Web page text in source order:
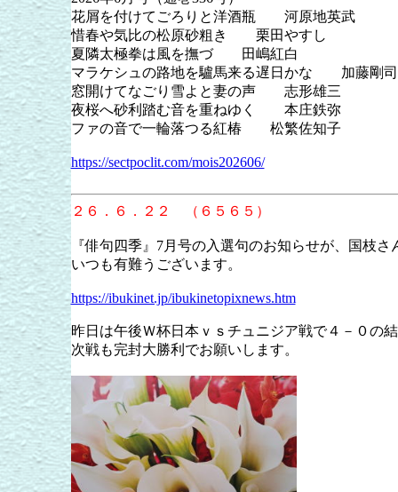
花屑を付けてごろりと洋酒瓶 河原地英武
惜春や気比の松原砂粗き 栗田やすし
夏隣太極拳は風を撫づ 田嶋紅白
マラケシュの路地を驢馬来る遅日かな 加藤剛司
窓開けてなごり雪よと妻の声 志形雄三
夜桜へ砂利踏む音を重ねゆく 本庄鉄弥
ファの音で一輪落つる紅椿 松繁佐知子
https://sectpoclit.com/mois202606/
２６．６．２２ （６５６５）
『俳句四季』7月号の入選句のお知らせが、国枝
いつも有難うございます。
https://ibukinet.jp/ibukinetopixnews.htm
昨日は午後Ｗ杯日本ｖｓチュニジア戦で４－０の
次戦も完封大勝利でお願いします。